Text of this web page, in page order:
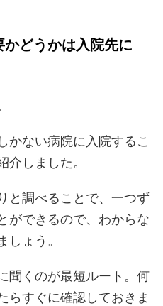
どうかは入院先に
かない病院に入院するこ
介しました。
と調べることで、一つず
ができるので、わからな
しょう。
聞くのが最短ルート。何
らすぐに確認しておきま